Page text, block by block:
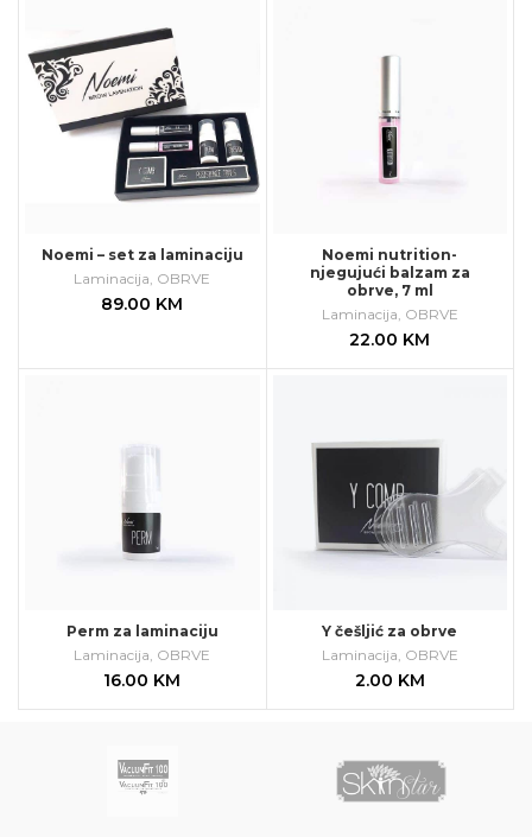
Noemi – set za laminaciju
Laminacija, OBRVE
89.00 KM
Noemi nutrition-
njegujući balzam za
obrve, 7 ml
Laminacija, OBRVE
22.00 KM
Perm za laminaciju
Laminacija OBRVE
16.00 KM
Y češljić za obrve
Laminacija OBRVE
2.00 KM